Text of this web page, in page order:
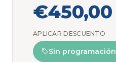
€450,00
APLICAR DESCUENTO
Sin programación